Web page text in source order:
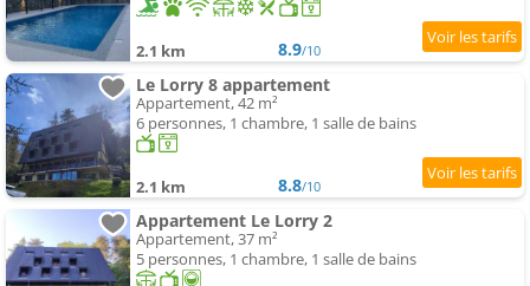
2.1 km 8.9/10
Le Lorry 8 appartement
Appartement, 42 m²
6 personnes, 1 chambre, 1 salle de bains
2.1 km 8.8/10
Appartement Le Lorry 2
Appartement, 37 m²
5 personnes, 1 chambre, 1 salle de bains